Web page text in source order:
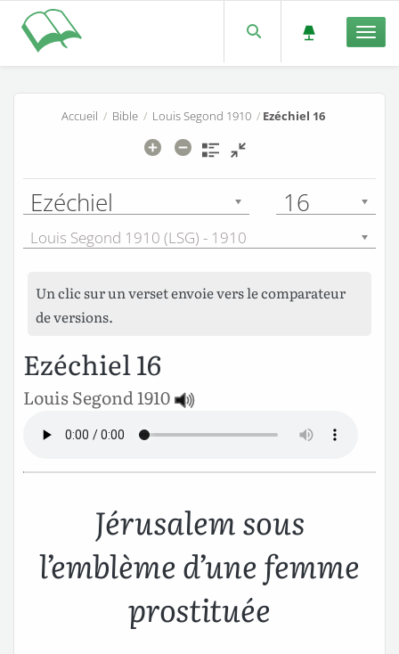
Accueil / Bible / Louis Segond 1910 / Ezéchiel 16
Ezéchiel 16
Louis Segond 1910 (LSG) - 1910
Un clic sur un verset envoie vers le comparateur
de versions.
Ezéchiel 16
Louis Segond 1910
Jérusalem sous
l’emblème d’une femme
prostituée